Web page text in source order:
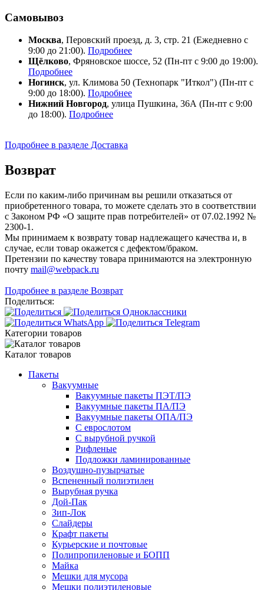
Самовывоз
Москва, Перовский проезд, д. 3, стр. 21 (Ежедневно с
9:00 до 21:00). Подробнее
Щёлково, Фряновское шоссе, 52 (Пн-пт с 9:00 до 19:00).
Подробнее
Ногинск, ул. Климова 50 (​Технопарк "Иткол") (Пн-пт с
9:00 до 18:00). Подробнее
Нижний Новгород, улица Пушкина, 36А (Пн-пт с 9:00
до 18:00). Подробнее
Подробнее в разделе Доставка
Возврат
Если по каким-либо причинам вы решили отказаться от
приобретенного товара, то можете сделать это в соответствии
с Законом РФ «О защите прав потребителей» от 07.02.1992 №
2300-1.
Мы принимаем к возврату товар надлежащего качества и, в
случае, если товар окажется с дефектом/браком.
Претензии по качеству товара принимаются на электронную
почту mail@webpack.ru
Подробнее в разделе Возврат
Поделиться:
Категории товаров
Каталог товаров
Пакеты
Вакуумные
Вакуумные пакеты ПЭТ/ПЭ
Вакуумные пакеты ПА/ПЭ
Вакуумные пакеты ОПА/ПЭ
С еврослотом
С вырубной ручкой
Рифленые
Подложки ламинированные
Воздушно-пузырчатые
Вспененный полиэтилен
Вырубная ручка
Дой-Пак
Зип-Лок
Слайдеры
Крафт пакеты
Курьерские и почтовые
Полипропиленовые и БОПП
Майка
Мешки для мусора
Мешки полиэтиленовые